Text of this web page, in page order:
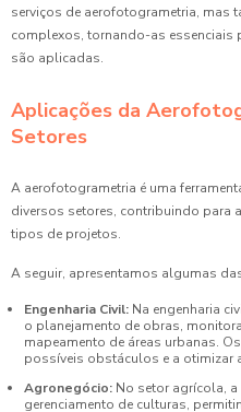
serviços de aerofotogrametria, mas
complexos, tornando-as
são aplicadas.
Aplicações da
Setores
A aerofotogrametria é uma
diversos setores, contribuindo para
tipos de projetos.
A seguir, apresentamos algumas
Engenharia Civil: Na engenharia
o planejamento de obras,
mapeamento de áreas urbanas.
possíveis obstáculos e a otimizar
Agronegócio: No setor agrícola,
gerenciamento de culturas,